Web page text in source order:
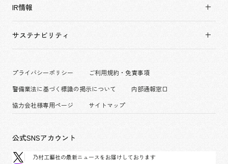
役員構成・組織図
アーバン & リテール
ホスピタリティ
コーポレート
コンベンション & イベント
パブリック
キャリア採用
働く環境
IR情報
サステナビリティ
プライバシーポリシー
ご利用規約・免責事項
警備業法に基づく標識の掲示について
内部通報窓口
協力会社様専用ページ
サイトマップ
公式SNSアカウント
乃村工藝社の最新ニュースをお届けしております